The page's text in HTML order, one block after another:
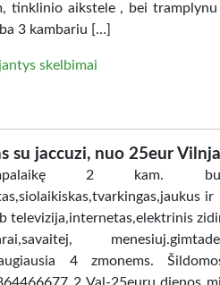
tinklinio aikstele , bei
3 kambariu […]
skelbimai
su jaccuzi, nuo 25eur
2 kam.
televizija,internetas,elektrinis
4 zmonems.